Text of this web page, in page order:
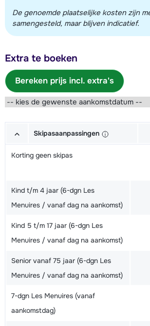
De genoemde plaatselijke kosten zijn
samengesteld, maar blijven indicatief.
Extra te boeken
Bereken prijs incl. extra's
Skipasaanpassingen
Korting geen skipas
Kind t/m 4 jaar (6-dgn Les
Menuires / vanaf dag na aankomst)
Kind 5 t/m 17 jaar (6-dgn Les
Menuires / vanaf dag na aankomst)
Senior vanaf 75 jaar (6-dgn Les
Menuires / vanaf dag na aankomst)
7-dgn Les Menuires (vanaf
aankomstdag)